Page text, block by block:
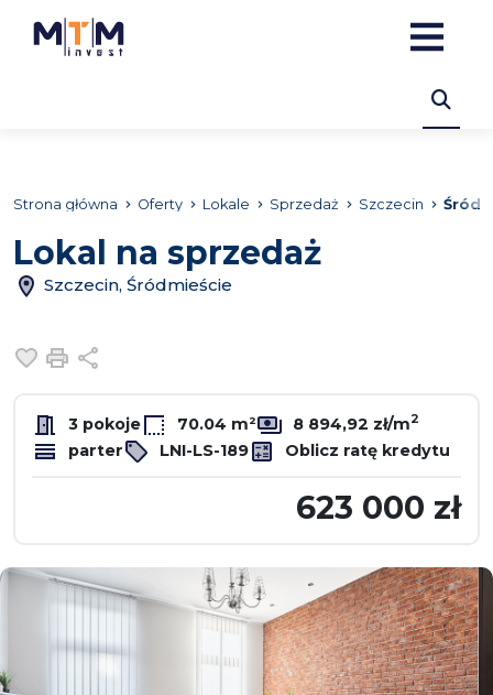
Strona główna Oferty Lokale Sprzedaż Szczecin
Lokal na sprzedaż
Szczecin, Śródmieście
Dodaj do ulubionych
Drukuj
3 pokoje 70.04 m² 8 894,92 zł/m2
parter LNI-LS-189 Oblicz ratę kredytu
623 000 zł